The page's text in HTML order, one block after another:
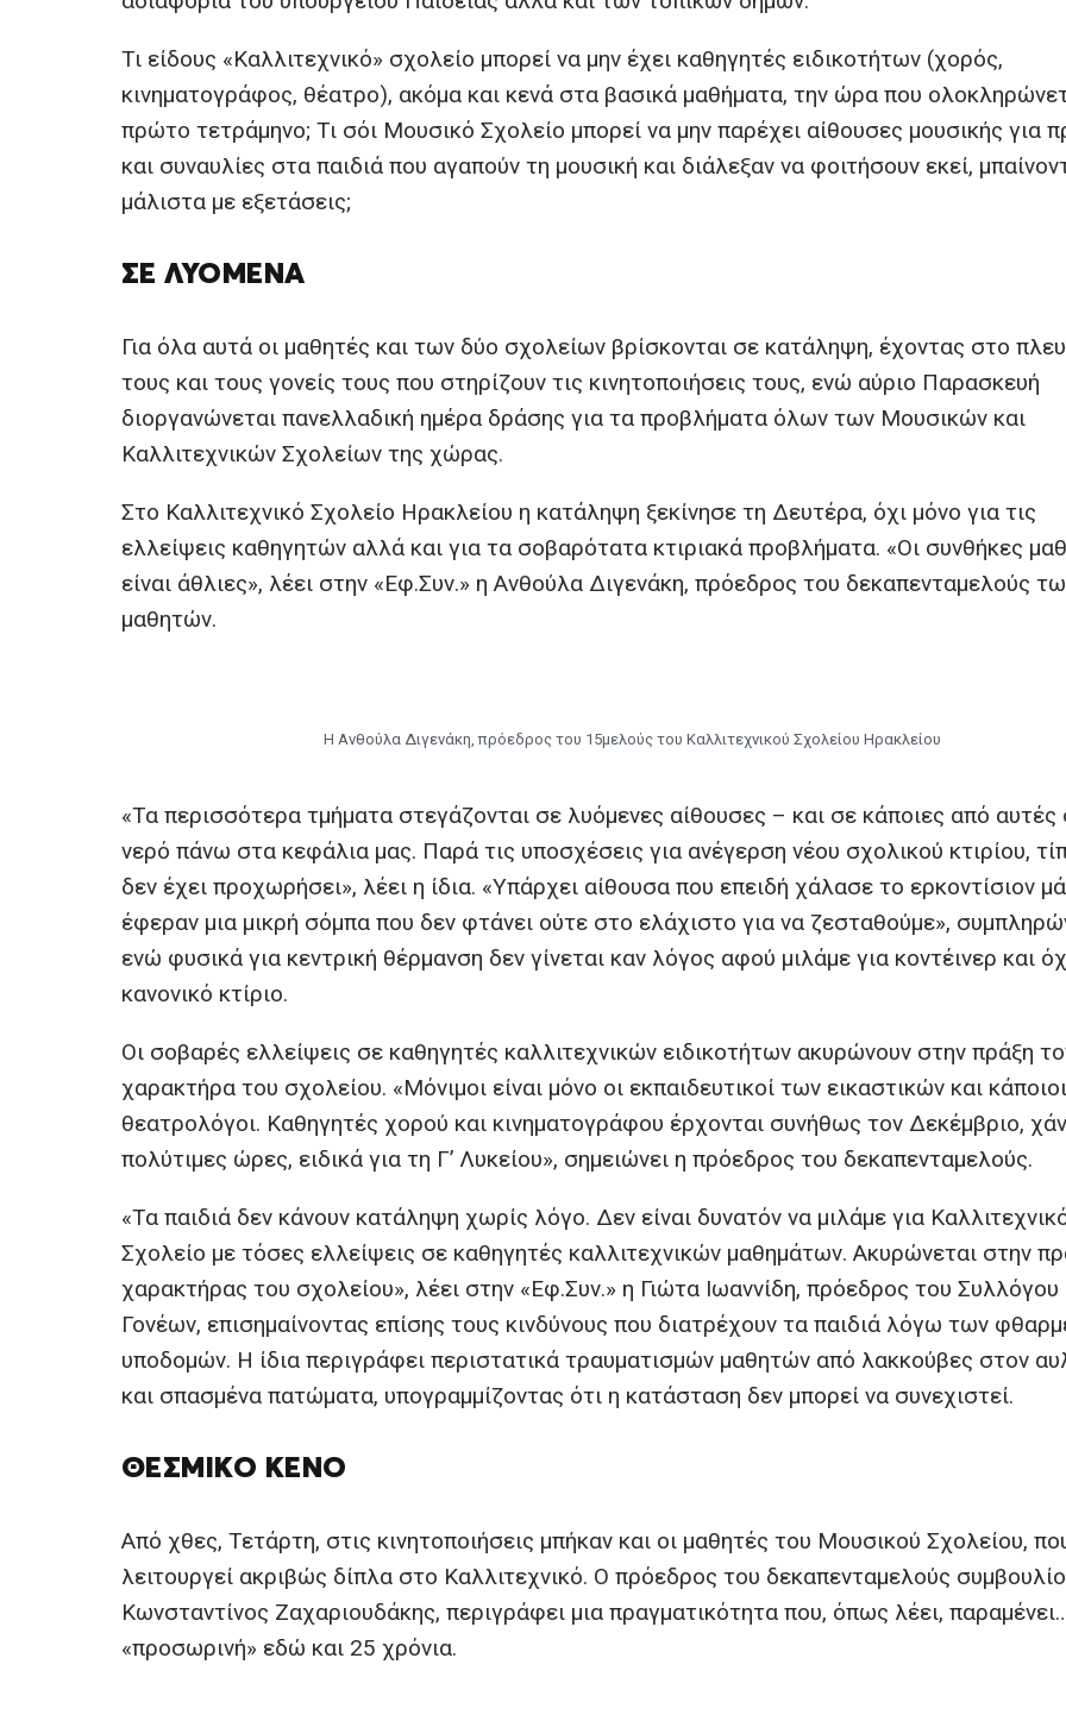
Τι είδους «Καλλιτεχνικό» σχολείο μπορεί να μην έχει καθηγητές ειδικοτήτων (χορός,
κινηματογράφος, θέατρο), ακόμα και κενά στα βασικά μαθήματα, την ώρα που
πρώτο τετράμηνο; Τι σόι Μουσικό Σχολείο μπορεί να μην παρέχει αίθουσες μουσικής για
και συναυλίες στα παιδιά που αγαπούν τη μουσική και διάλεξαν να φοιτήσουν εκεί,
μάλιστα με εξετάσεις;
ΣΕ ΛΥΌΜΕΝΑ
Για όλα αυτά οι μαθητές και των δύο σχολείων βρίσκονται σε κατάληψη, έχοντας στο
τους και τους γονείς τους που στηρίζουν τις κινητοποιήσεις τους, ενώ αύριο Παρασκευή
διοργανώνεται πανελλαδική ημέρα δράσης για τα προβλήματα όλων των Μουσικών και
Καλλιτεχνικών Σχολείων της χώρας.
Στο Καλλιτεχνικό Σχολείο Ηρακλείου η κατάληψη ξεκίνησε τη Δευτέρα, όχι μόνο για τις
ελλείψεις καθηγητών αλλά και για τα σοβαρότατα κτιριακά προβλήματα. «Οι συνθήκες
είναι άθλιες», λέει στην «Εφ.Συν.» η Ανθούλα Διγενάκη, πρόεδρος του δεκαπενταμελούς
μαθητών.
Η Ανθούλα Διγενάκη, πρόεδρος του 15μελούς του Καλλιτεχνικού Σχολείου Ηρακλείου
«Τα περισσότερα τμήματα στεγάζονται σε λυόμενες αίθουσες – και σε κάποιες από αυτές
νερό πάνω στα κεφάλια μας. Παρά τις υποσχέσεις για ανέγερση νέου σχολικού κτιρίου,
δεν έχει προχωρήσει», λέει η ίδια. «Υπάρχει αίθουσα που επειδή χάλασε το ερκοντίσιον
έφεραν μια μικρή σόμπα που δεν φτάνει ούτε στο ελάχιστο για να ζεσταθούμε»,
ενώ φυσικά για κεντρική θέρμανση δεν γίνεται καν λόγος αφού μιλάμε για κοντέινερ και
κανονικό κτίριο.
Οι σοβαρές ελλείψεις σε καθηγητές καλλιτεχνικών ειδικοτήτων ακυρώνουν στην πράξη
χαρακτήρα του σχολείου. «Μόνιμοι είναι μόνο οι εκπαιδευτικοί των εικαστικών και κάποιοι
θεατρολόγοι. Καθηγητές χορού και κινηματογράφου έρχονται συνήθως τον Δεκέμβριο,
πολύτιμες ώρες, ειδικά για τη Γ’ Λυκείου», σημειώνει η πρόεδρος του δεκαπενταμελούς.
«Τα παιδιά δεν κάνουν κατάληψη χωρίς λόγο. Δεν είναι δυνατόν να μιλάμε για
Σχολείο με τόσες ελλείψεις σε καθηγητές καλλιτεχνικών μαθημάτων. Ακυρώνεται στην
χαρακτήρας του σχολείου», λέει στην «Εφ.Συν.» η Γιώτα Ιωαννίδη, πρόεδρος του Συλλόγου
Γονέων, επισημαίνοντας επίσης τους κινδύνους που διατρέχουν τα παιδιά λόγω των
υποδομών. Η ίδια περιγράφει περιστατικά τραυματισμών μαθητών από λακκούβες στον
και σπασμένα πατώματα, υπογραμμίζοντας ότι η κατάσταση δεν μπορεί να συνεχιστεί.
ΘΕΣΜΙΚΌ ΚΕΝΌ
Από χθες, Τετάρτη, στις κινητοποιήσεις μπήκαν και οι μαθητές του Μουσικού Σχολείου,
λειτουργεί ακριβώς δίπλα στο Καλλιτεχνικό. Ο πρόεδρος του δεκαπενταμελούς
Κωνσταντίνος Ζαχαριουδάκης, περιγράφει μια πραγματικότητα που, όπως λέει,
«προσωρινή» εδώ και 25 χρόνια.